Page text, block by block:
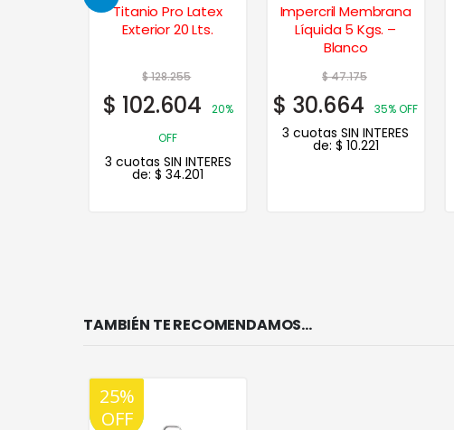
Titanio Pro Latex
Exterior 20 Lts.
$128.255
$ 102.604
20%
OFF
3 cuotas SIN INTERES
de:$ 34.201
Impercril Membrana
Líquida 5 Kgs. –
Blanco
$47.175
$ 30.664 35% OFF
3 cuotas SIN INTERES
de: $ 10.221
TAMBIÉN TE RECOMENDAMOS…
25%
OFF
20%
OFF